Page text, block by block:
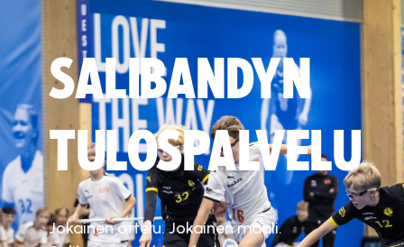
SALIBANDYN
TULOSPALVELU
Jokainen ottelu. Jokainen maali.